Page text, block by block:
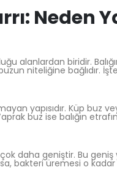
Neden
alanlardan biridir.
niteliğine bağlıdır.
yapısıdır. Küp buz
buz ise balığın
daha geniştir. Bu geniş
bakteri üremesi o